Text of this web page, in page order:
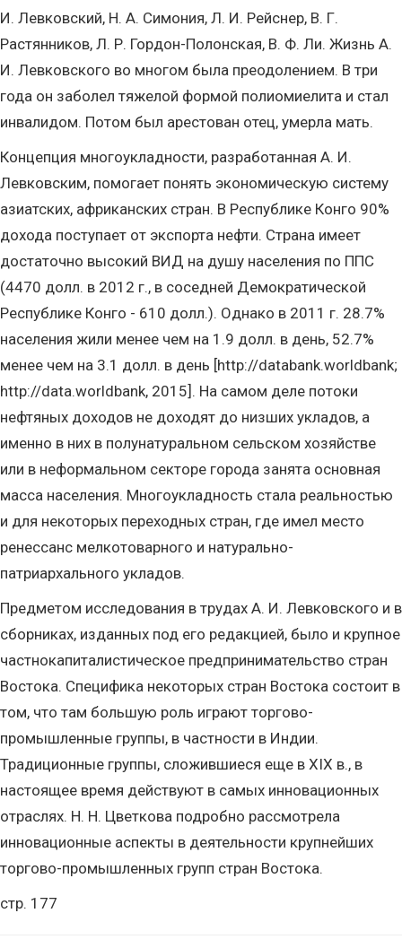
И. Левковский, Н. А. Симония, Л. И. Рейснер, В. Г.
Растянников, Л. Р. Гордон-Полонская, В. Ф. Ли. Жизнь А.
И. Левковского во многом была преодолением. В три
года он заболел тяжелой формой полиомиелита и стал
инвалидом. Потом был арестован отец, умерла мать.
Концепция многоукладности, разработанная А. И.
Левковским, помогает понять экономическую систему
азиатских, африканских стран. В Республике Конго 90%
дохода поступает от экспорта нефти. Страна имеет
достаточно высокий ВИД на душу населения по ППС
(4470 долл. в 2012 г., в соседней Демократической
Республике Конго - 610 долл.). Однако в 2011 г. 28.7%
населения жили менее чем на 1.9 долл. в день, 52.7%
менее чем на 3.1 долл. в день [http://databank.worldbank;
http://data.worldbank, 2015]. На самом деле потоки
нефтяных доходов не доходят до низших укладов, а
именно в них в полунатуральном сельском хозяйстве
или в неформальном секторе города занята основная
масса населения. Многоукладность стала реальностью
и для некоторых переходных стран, где имел место
ренессанс мелкотоварного и натурально-
патриархального укладов.
Предметом исследования в трудах А. И. Левковского и в
сборниках, изданных под его редакцией, было и крупное
частнокапиталистическое предпринимательство стран
Востока. Специфика некоторых стран Востока состоит в
том, что там большую роль играют торгово-
промышленные группы, в частности в Индии.
Традиционные группы, сложившиеся еще в XIX в., в
настоящее время действуют в самых инновационных
отраслях. Н. Н. Цветкова подробно рассмотрела
инновационные аспекты в деятельности крупнейших
торгово-промышленных групп стран Востока.
стр. 177